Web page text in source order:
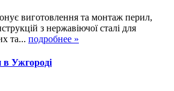
виготовлення та монтаж перил,
з нержавіючої сталі для
та... подробнее »
в Ужгороді